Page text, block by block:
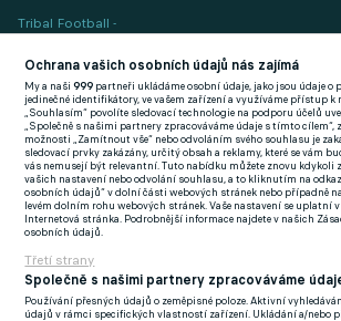
Tribal Football -
(EN)
FlashFutbal (SK)
Tenisportal.cz
Tenisové zprávy
na Livesportu
Podmínky užití GDPR a žurnalistika
Ochrana vašich osobních údajů nás zajímá
My a naši999 partneři ukládáme osobní údaje, jako jsou údaje o
jedinečné identifikátory, ve vašem zařízení a využíváme přístup
„Souhlasím“ povolíte sledovací technologie na podporu účelů
„Společně s našimi partnery zpracováváme údaje s tímto cílem“,
možnosti „Zamítnout vše“ nebo odvoláním svého souhlasu je
sledovací prvky zakázány, určitý obsah a reklamy, které se vám
vás nemusejí být relevantní. Tuto nabídku můžete znovu kdykoli
vašich nastavení nebo odvolání souhlasu, a to kliknutím na
osobních údajů“ v dolní části webových stránek nebo případně
levém dolním rohu webových stránek. Vaše nastavení se uplatní
Internetová stránka. Podrobnější informace najdete v našich
osobních údajů.
Třetí strany
Společně s našimi partnery zpracováváme
Používání přesných údajů o zeměpisné poloze. Aktivní
údajů v rámci specifických vlastností zařízení. Ukládání a/nebo